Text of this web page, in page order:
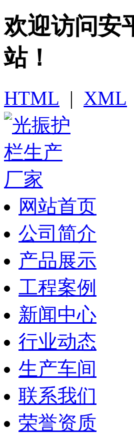
欢迎访问​安
站！
HTML | XML
网站首页
公司简介
产品展示
工程案例
新闻中心
行业动态
生产车间
联系我们
荣誉资质